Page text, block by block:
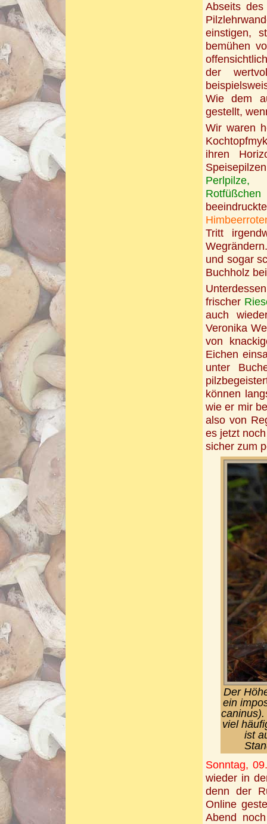
Abseits
einstigen,
bemühen
der
Wie dem
gestellt,
Wir waren
ihren
Perlpilze,
Rotfüßchen
Tritt
und sogar
Buchholz
frischer
auch
Veronika
von
Eichen
unter
können
wie er mir
also von
es jetzt
sicher zum
Der
ein
viel
ist
Sonntag,
wieder in
denn der
Online
Abend